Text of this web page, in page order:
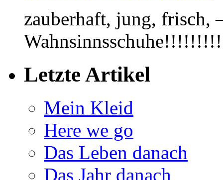
zauberhaft, jung, frisch,
Letzte Artikel
Mein Kleid
Here we go
Das Leben danach
Das Jahr danach